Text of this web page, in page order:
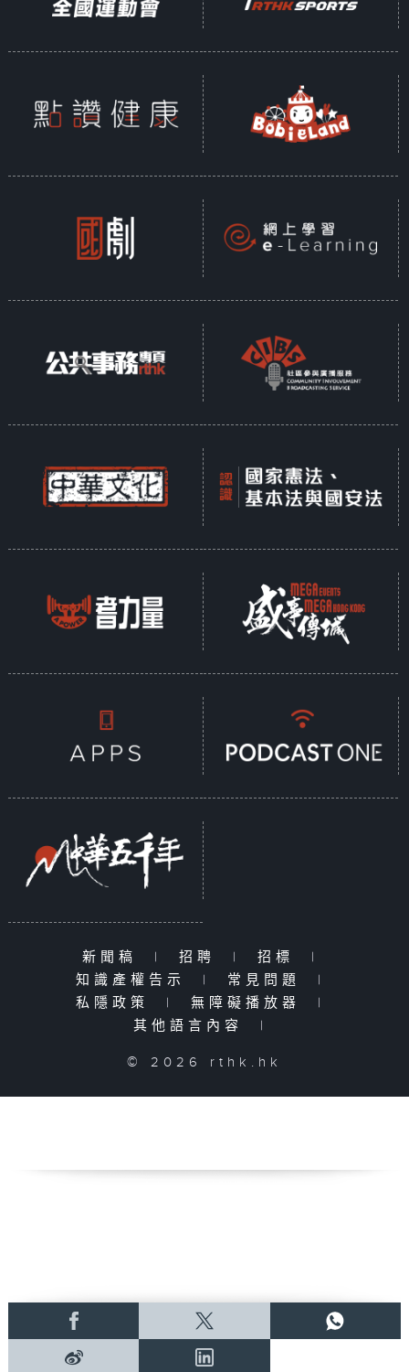
新聞稿 | 招聘 | 招標
|
知識產權告示
| 常見問題
|
私隱政策
| 無障礙播放器
|
其他語言內容
|
© 2026 rthk.hk